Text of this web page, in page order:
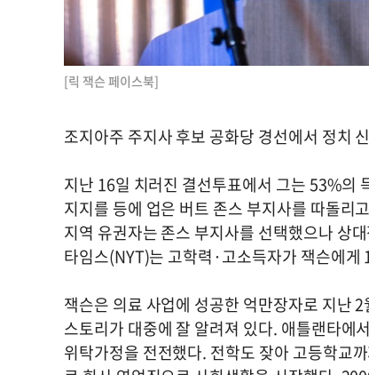
[릭 잭슨 페이스북]
조지아주 주지사 후보 공화당 경선에서 정치
지난 16일 치러진 결선투표에서 그는 53%의
지지를 등에 업은 버트 존스 부지사를 따돌리
지역 유권자는 존스 부지사를 선택했으나 상
타임스(NYT)는 고학력·고소득자가 잭슨에
잭슨은 의료 사업에 성공한 억만장자로 지난
스토리가 대중에 잘 알려져 있다. 애틀랜타에
위탁가정을 전전했다. 전학도 잦아 고등학교